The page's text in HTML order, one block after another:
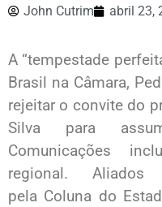
John Cutrim abril 23,
A “tempestade
Brasil na Câmara,
rejeitar o convite do
Silva para
Comunicações
regional.
pela Coluna do